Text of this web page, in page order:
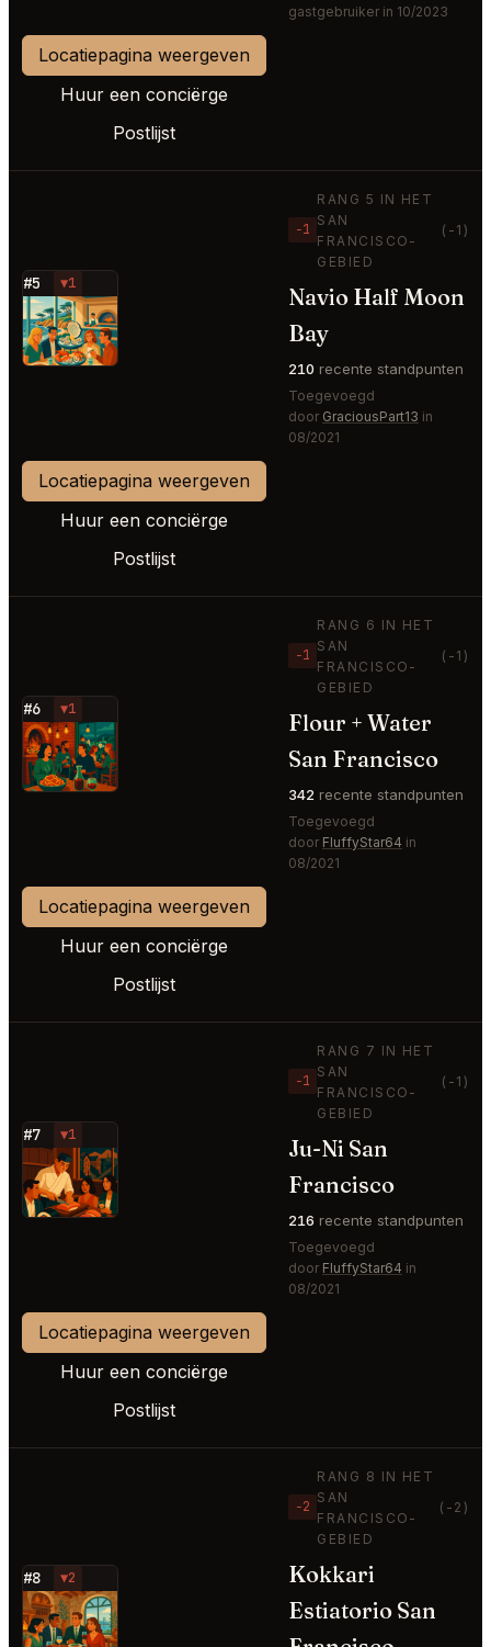
gastgebruiker in 10/2023
Locatiepagina weergeven
Huur een conciërge
Postlijst
#5 ▼1
⭐
−1
RANG 5 IN HET
SAN
FRANCISCO-
GEBIED
(-1)
Navio Half Moon
Bay
210 recente standpunten
Toegevoegd
door GraciousPart13 in
08/2021
Locatiepagina weergeven
Huur een conciërge
Postlijst
#6 ▼1
⭐
−1
RANG 6 IN HET
SAN
FRANCISCO-
GEBIED
(-1)
Flour + Water
San Francisco
342 recente standpunten
Toegevoegd
door FluffyStar64 in
08/2021
Locatiepagina weergeven
Huur een conciërge
Postlijst
#7 ▼1
⭐
−1
RANG 7 IN HET
SAN
FRANCISCO-
GEBIED
(-1)
Ju-Ni San
Francisco
216 recente standpunten
Toegevoegd
door FluffyStar64 in
08/2021
Locatiepagina weergeven
Huur een conciërge
Postlijst
#8 ▼2
⭐
−2
RANG 8 IN HET
SAN
FRANCISCO-
GEBIED
(-2)
Kokkari
Estiatorio San